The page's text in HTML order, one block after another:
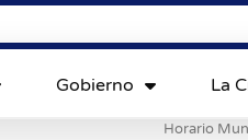
Gobierno La
Horario